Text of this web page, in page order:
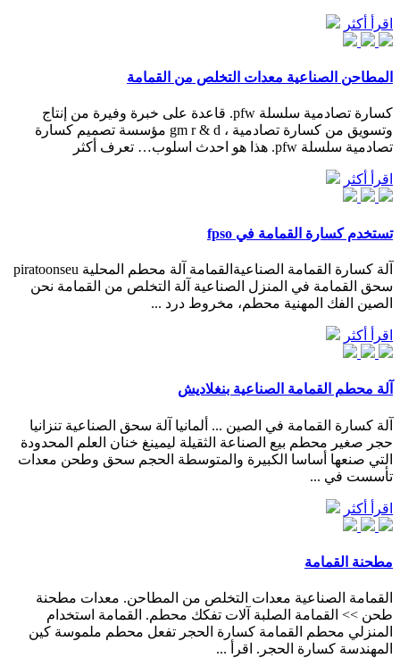
اقرأ أكثر
المطاحن الصناعية معدات التخلص من القمامة
كسارة تصادمية سلسلة pfw. قاعدة على خبرة وفيرة من إنتاج
وتسويق من كسارة تصادمية ، gm r & d مؤسسة تصميم كسارة
تصادمية سلسلة pfw. هذا هو احدث اسلوب… تعرف أكثر
اقرأ أكثر
تستخدم كسارة القمامة في fpso
آلة كسارة القمامة الصناعيةالقمامة آلة محطم المحلية piratoonseu
سحق القمامة في المنزل الصناعية آلة التخلص من القمامة نحن
الصين الفك المهنية محطم، مخروط درد ...
اقرأ أكثر
آلة محطم القمامة الصناعية بنغلاديش
آلة كسارة القمامة في الصين ... ألمانيا آلة سحق الصناعية تنزانيا
حجر صغير محطم بيع الصناعة الثقيلة ليمينغ خنان العلم المحدودة
التي صنعها أساسا الكبيرة والمتوسطة الحجم سحق وطحن معدات
تأسست في ...
اقرأ أكثر
مطحنة القمامة
القمامة الصناعية معدات التخلص من المطاحن. معدات مطحنة
طحن >> القمامة الصلبة آلات تفكك محطم. القمامة استخدام
المنزلي محطم القمامة كسارة الحجر تفعل محطم ملموسة كين
المهندسة كسارة الحجر. اقرأ ...